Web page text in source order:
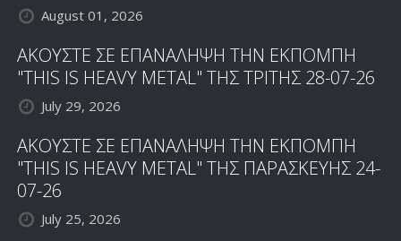
August 01, 2026
ΑΚΟΥΣΤΕ ΣΕ ΕΠΑΝΑΛΗΨΗ ΤΗΝ ΕΚΠΟΜΠΗ
"THIS IS HEAVY METAL" ΤΗΣ ΤΡΙΤΗΣ 28-07-26
July 29, 2026
ΑΚΟΥΣΤΕ ΣΕ ΕΠΑΝΑΛΗΨΗ ΤΗΝ ΕΚΠΟΜΠΗ
"THIS IS HEAVY METAL" ΤΗΣ ΠΑΡΑΣΚΕΥΗΣ 24-
07-26
July 25, 2026